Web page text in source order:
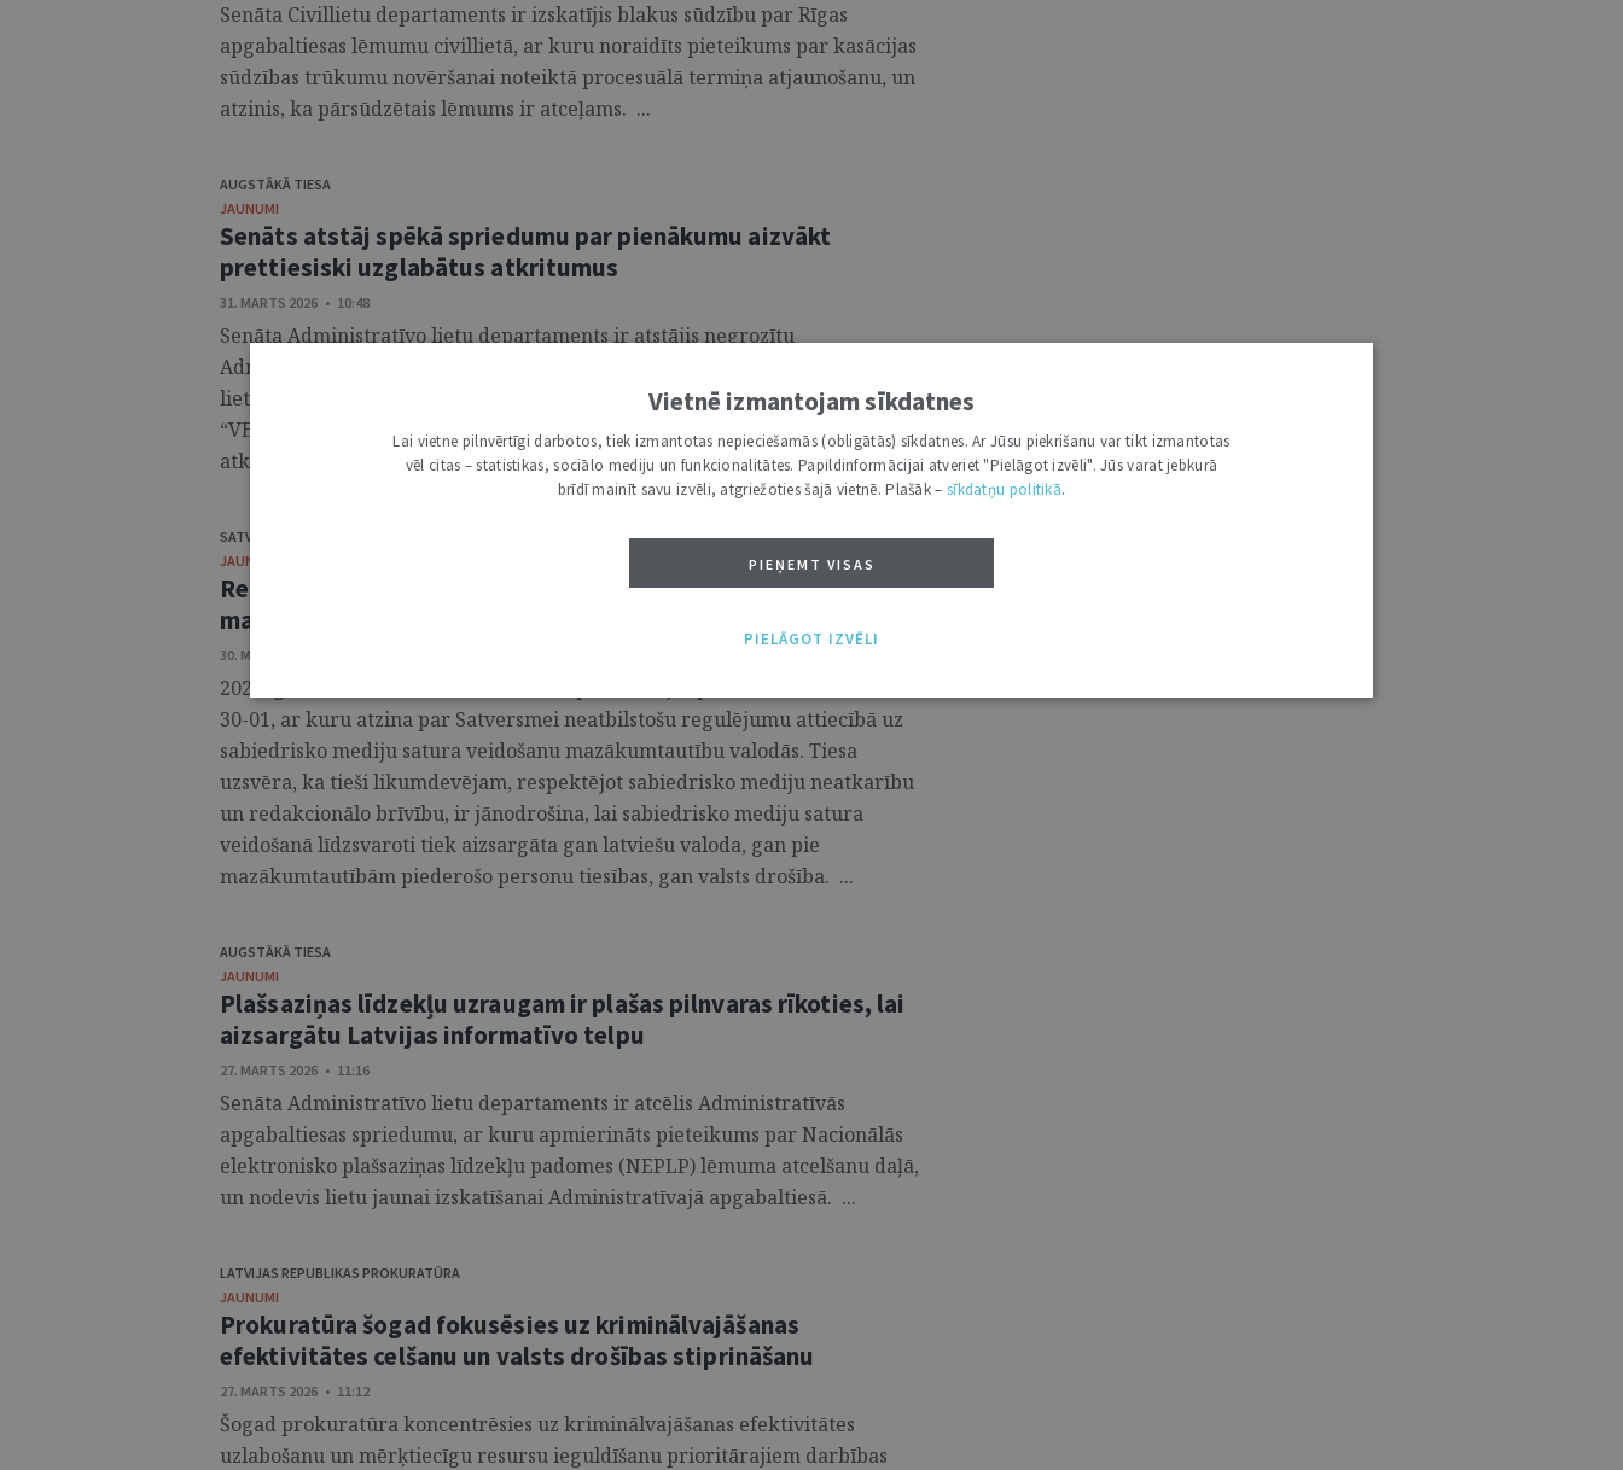
Senāta Civillietu departaments ir izskatījis blakus sūdzību par Rīgas
apgabaltiesas lēmumu civillietā, ar kuru noraidīts pieteikums par kasācijas
sūdzības trūkumu novēršanai noteiktā procesuālā termiņa atjaunošanu, un
atzinis, ka pārsūdzētais lēmums ir atceļams. ...
AUGSTĀKĀ TIESA
JAUNUMI
Senāts atstāj spēkā spriedumu par pienākumu aizvākt
prettiesiski uzglabātus atkritumus
31. MARTS 2026 • 10:48
Senāta Administratīvo lietu departaments ir atstājis negrozītu
Administratīvās apgabaltiesas spriedumu, ar kuru noraidīts pieteikums
lietā, kurā pārsūdzēts Valsts vides dienesta lēmums uzlikt pieteicējai – SIA
“VERTUM” – pienākumu nodot tai piederošajā īpašumā uzglabātus
atkritumus. ...
SATVERSMES TIESA
JAUNUMI
Regulējums par sabiedrisko mediju satura veidošanu
mazākumtautību valodās neatbilst Satversmei
30. MARTS 2026 • 13:38
2026. gada 30. martā Satversmes tiesa pasludināja spriedumu lietā Nr. 2024-
30-01, ar kuru atzina par Satversmei neatbilstošu regulējumu attiecībā uz
sabiedrisko mediju satura veidošanu mazākumtautību valodās. Tiesa
uzsvēra, ka tieši likumdevējam, respektējot sabiedrisko mediju neatkarību
un redakcionālo brīvību, ir jānodrošina, lai sabiedrisko mediju satura
veidošanā līdzsvaroti tiek aizsargāta gan latviešu valoda, gan pie
mazākumtautībām piederošo personu tiesības, gan valsts drošība. ...
AUGSTĀKĀ TIESA
JAUNUMI
Plašsaziņas līdzekļu uzraugam ir plašas pilnvaras rīkoties, lai
aizsargātu Latvijas informatīvo telpu
27. MARTS 2026 • 11:16
Senāta Administratīvo lietu departaments ir atcēlis Administratīvās
apgabaltiesas spriedumu, ar kuru apmierināts pieteikums par Nacionālās
elektronisko plašsaziņas līdzekļu padomes (NEPLP) lēmuma atcelšanu daļā,
un nodevis lietu jaunai izskatīšanai Administratīvajā apgabaltiesā. ...
LATVIJAS REPUBLIKAS PROKURATŪRA
JAUNUMI
Prokuratūra šogad fokusēsies uz kriminālvajāšanas
efektivitātes celšanu un valsts drošības stiprināšanu
27. MARTS 2026 • 11:12
Šogad prokuratūra koncentrēsies uz kriminālvajāšanas efektivitātes
uzlabošanu un mērķtiecīgu resursu ieguldīšanu prioritārajiem darbības
Vietnē izmantojam sīkdatnes
Lai vietne pilnvērtīgi darbotos, tiek izmantotas nepieciešamās (obligātās) sīkdatnes. Ar Jūsu piekrišanu var tikt izmantotas
vēl citas – statistikas, sociālo mediju un funkcionalitātes. Papildinformācijai atveriet "Pielāgot izvēli". Jūs varat jebkurā
brīdī mainīt savu izvēli, atgriežoties šajā vietnē. Plašāk – sīkdatņu politikā.
PIEŅEMT VISAS
PIELĀGOT IZVĒLI